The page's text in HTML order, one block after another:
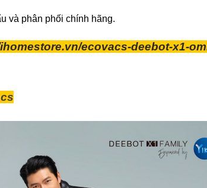
và phân phối chính hãng.
ecovacs-deebot-x1-